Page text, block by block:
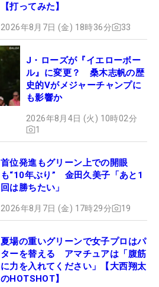
【打ってみた】
2026年8月7日 (金) 18時36分 33
J・ローズが『イエローボー
ル』に変更？ 桑木志帆の歴
史的Vがメジャーチャンプに
も影響か
2026年8月4日 (火) 10時02分
1
首位発進もグリーン上での開眼
も“10年ぶり” 金田久美子「あと1
回は勝ちたい」
2026年8月7日 (金) 17時29分 19
夏場の重いグリーンで女子プロはパ
ターを替える アマチュアは「腹筋
に力を入れてください」【大西翔太
のHOTSHOT】